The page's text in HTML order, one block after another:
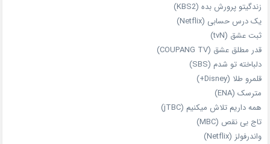
زندگیتو پرورش بده (KBS2)
یک درس حسابی (Netflix)
ثبت عشق (tvN)
قدر مطلق عشق (COUPANG TV)
دلباخته تو شدم (SBS)
قلمرو طلا (Disney+)
مترسک (ENA)
همه داریم تلاش میکنیم (jTBC)
تاج بی‌ نقص (MBC)
واندرفولز (Netflix)